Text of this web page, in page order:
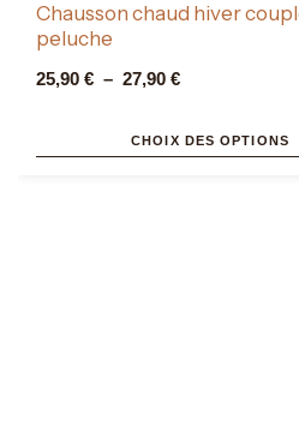
Chausson chaud hiver
peluche
25,90 € – 27,90 €
CHOIX DES OPTIONS